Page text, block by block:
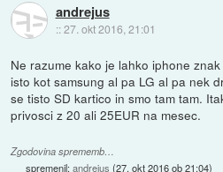
andrejus
::27. okt 2016, 21:01
Ne razume kako je lahko iphone
isto kot samsung al pa LG al pa nek
se tisto SD kartico in smo tam tam.
privosci z 20 ali 25EUR na mesec.
Zgodovina sprememb…
spremenil:andrejus (27. okt 2016 ob 21:04)